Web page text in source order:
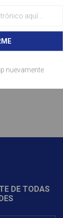
cómodo con
en el
para
DE TODAS
nuevamente